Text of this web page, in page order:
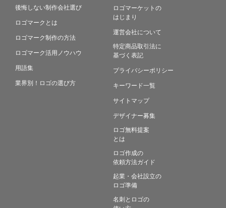
後悔しない制作会社選び
ロゴマークとは
ロゴマーク制作の方法
ロゴマーク活用ノウハウ
用語集
業界別！ロゴの選び方
ロゴマーケットの
はじまり
運営会社について
特定商品取引法に
基づく表記
プライバシーポリシー
キーワード一覧
サイトマップ
デザイナー募集
ロゴ無料提案
とは
ロゴ作成の
依頼方法ガイド
起業・会社設立の
ロゴ準備
名刺とロゴの